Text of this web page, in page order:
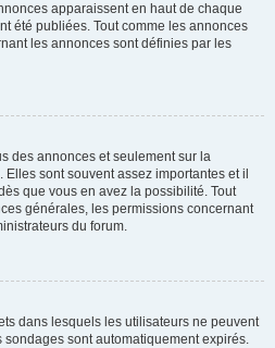
apparaissent en haut de chaque
été publiées. Tout comme les annonces
les annonces sont définies par les
des annonces et seulement sur la
sont souvent assez importantes et il
que vous en avez la possibilité. Tout
générales, les permissions concernant
du forum.
dans lesquels les utilisateurs ne peuvent
sont automatiquement expirés.